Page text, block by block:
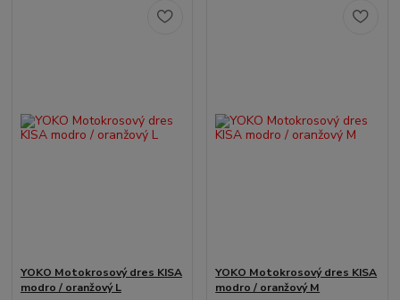
YOKO Motokrosový dres KISA
modro / oranžový L
YOKO Motokrosový dres KISA
modro / oranžový M